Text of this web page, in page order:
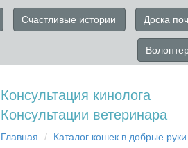
Счастливые истории Доска
Консультация кинолога
Консультации ветеринара
Главная Кaтaлoг кoшек в дoбрыe рyки